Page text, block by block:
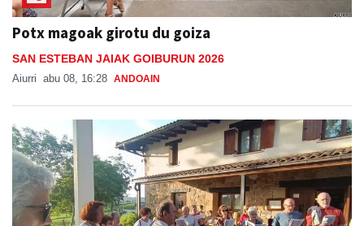
Potx magoak girotu du goiza
SAN ESTEBAN JAIAK GOIBURUN 2026
Aiurri abu 08, 16:28 ANDOAIN